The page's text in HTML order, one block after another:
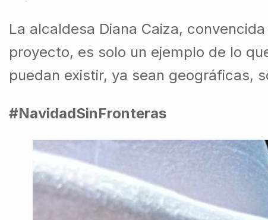
La alcaldesa Diana Caiza,
proyecto, es solo un ejemplo de lo
puedan existir, ya sean geográficas,
#NavidadSinFronteras